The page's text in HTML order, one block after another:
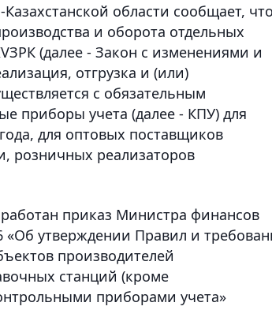
области сообщает,
и оборота отдельных
(далее - Закон с изменениями и
отгрузка и (или)
с обязательным
приборы учета (далее - КПУ) для
для оптовых поставщиков
розничных реализаторов
приказ Министра финансов
«Об утверждении Правил и
производителей
станций (кроме
приборами учета»